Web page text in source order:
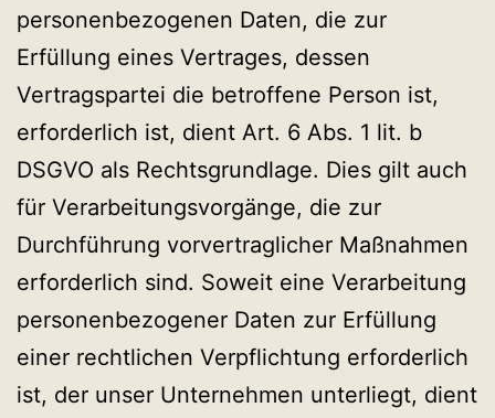
personenbezogenen Daten, die zur
Erfüllung eines Vertrages, dessen
Vertragspartei die betroffene Person ist,
erforderlich ist, dient Art. 6 Abs. 1 lit. b
DSGVO als Rechtsgrundlage. Dies gilt auch
für Verarbeitungsvorgänge, die zur
Durchführung vorvertraglicher Maßnahmen
erforderlich sind. Soweit eine Verarbeitung
personenbezogener Daten zur Erfüllung
einer rechtlichen Verpflichtung erforderlich
ist, der unser Unternehmen unterliegt, dient